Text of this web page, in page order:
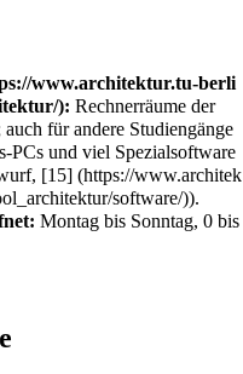
: Rechnerräume der
auch für andere Studiengänge
PCs und viel Spezialsoftware
[15]
).
Montag bis Sonntag, 0 bis